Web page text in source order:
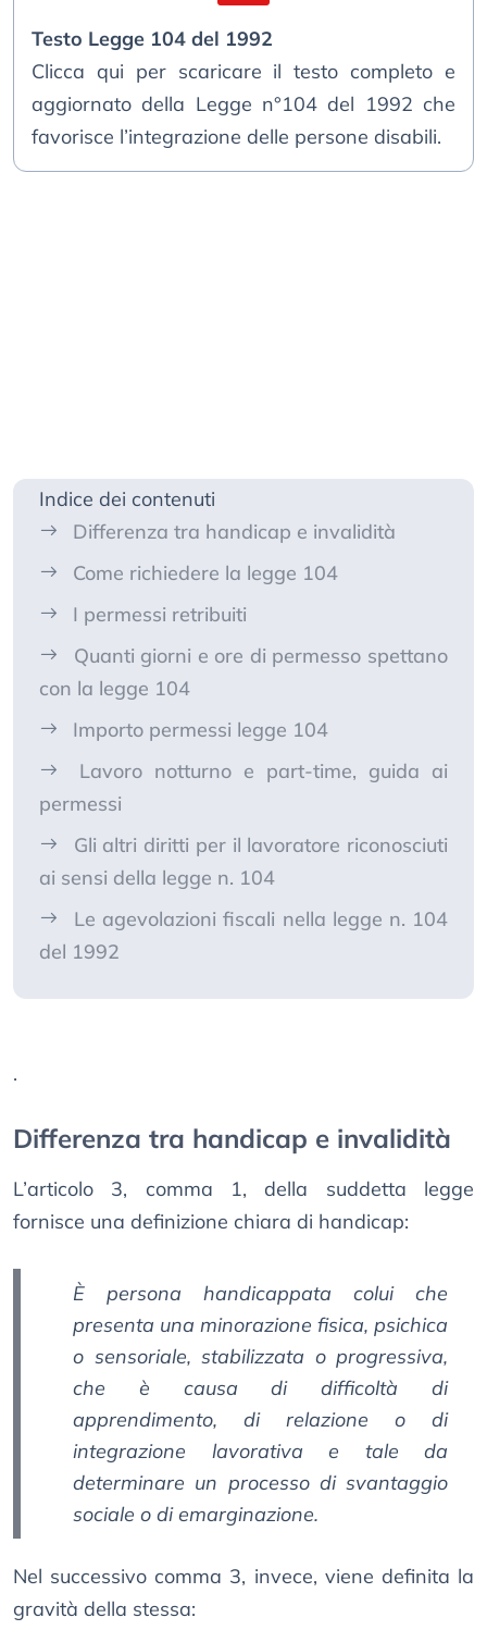
Testo Legge 104 del 1992
Clicca qui per scaricare il testo completo e
aggiornato della Legge n°104 del 1992 che
favorisce l’integrazione delle persone disabili.
Indice dei contenuti
Differenza tra handicap e invalidità
Come richiedere la legge 104
I permessi retribuiti
Quanti giorni e ore di permesso spettano
con la legge 104
Importo permessi legge 104
Lavoro notturno e part-time, guida ai
permessi
Gli altri diritti per il lavoratore riconosciuti
ai sensi della legge n. 104
Le agevolazioni fiscali nella legge n. 104
del 1992
.
Differenza tra handicap e invalidità
L’articolo 3, comma 1, della suddetta legge
fornisce una definizione chiara di handicap:
È persona handicappata colui che
presenta una minorazione fisica, psichica
o sensoriale, stabilizzata o progressiva,
che è causa di difficoltà di
apprendimento, di relazione o di
integrazione lavorativa e tale da
determinare un processo di svantaggio
sociale o di emarginazione.
Nel successivo comma 3, invece, viene definita la
gravità della stessa: